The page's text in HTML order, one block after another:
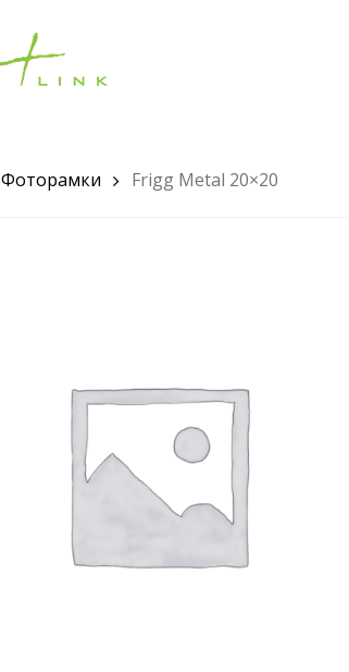
Фоторамки Frigg Metal 20×20